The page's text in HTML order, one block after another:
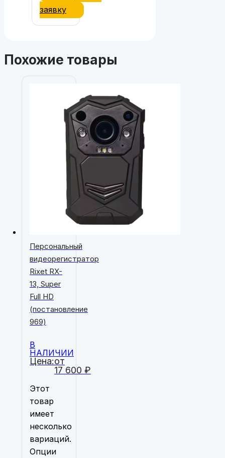
заявку
Похожие товары
Цена:от
17 600 ₽
Персональный
видеорегистратор
Rixet RX-
13, Super
Full HD
(постановление
969)
В
НАЛИЧИИ
Этот
товар
имеет
несколько
вариаций.
Опции